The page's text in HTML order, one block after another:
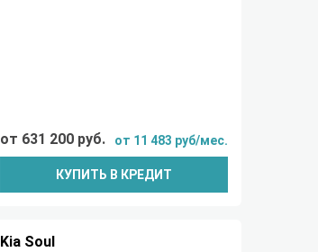
от 631 200 руб. от 11 483 руб/мес.
КУПИТЬ В КРЕДИТ
Kia Soul